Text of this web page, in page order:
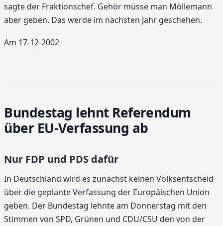
sagte der Fraktionschef. Gehör müsse man Möllemann
aber geben. Das werde im nächsten Jahr geschehen.
Am 17-12-2002
Bundestag lehnt Referendum
über EU-Verfassung ab
Nur FDP und PDS dafür
In Deutschland wird es zunächst keinen Volksentscheid
über die geplante Verfassung der Europäischen Union
geben. Der Bundestag lehnte am Donnerstag mit den
Stimmen von SPD, Grünen und CDU/CSU den von der